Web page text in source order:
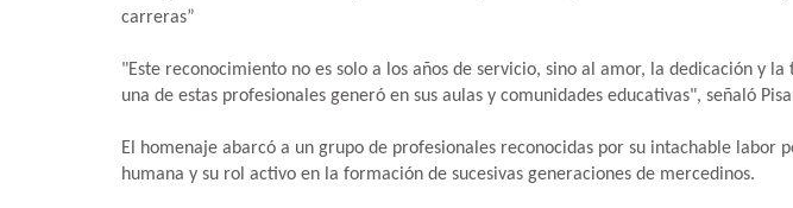
carreras”
"Este reconocimiento no es solo a los años de servicio, sino al amor, la dedicación y
una de estas profesionales generó en sus aulas y comunidades educativas", señaló
El homenaje abarcó a un grupo de profesionales reconocidas por su intachable labor
humana y su rol activo en la formación de sucesivas generaciones de mercedinos.